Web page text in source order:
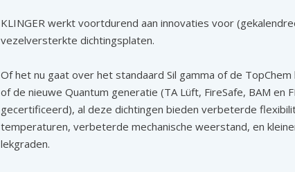
KLINGER werkt voortdurend aan innovaties voor
vezelversterkte dichtingsplaten.
Of het nu gaat over het standaard Sil gamma of de
of de nieuwe Quantum generatie (TA Lüft, FireSafe, BAM en
gecertificeerd), al deze dichtingen bieden verbeterde
temperaturen, verbeterde mechanische weerstand, en
lekgraden.